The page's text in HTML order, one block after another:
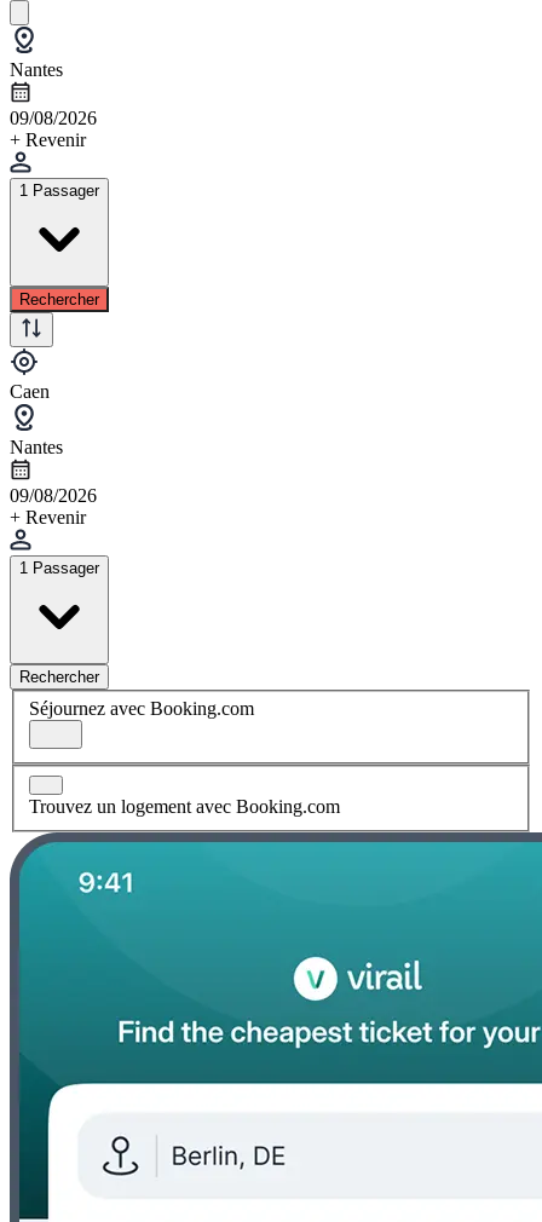
Nantes
09/08/2026
+ Revenir
1 Passager
Rechercher
Caen
Nantes
09/08/2026
+ Revenir
1 Passager
Rechercher
Séjournez avec Booking.com
Trouvez un logement avec Booking.com